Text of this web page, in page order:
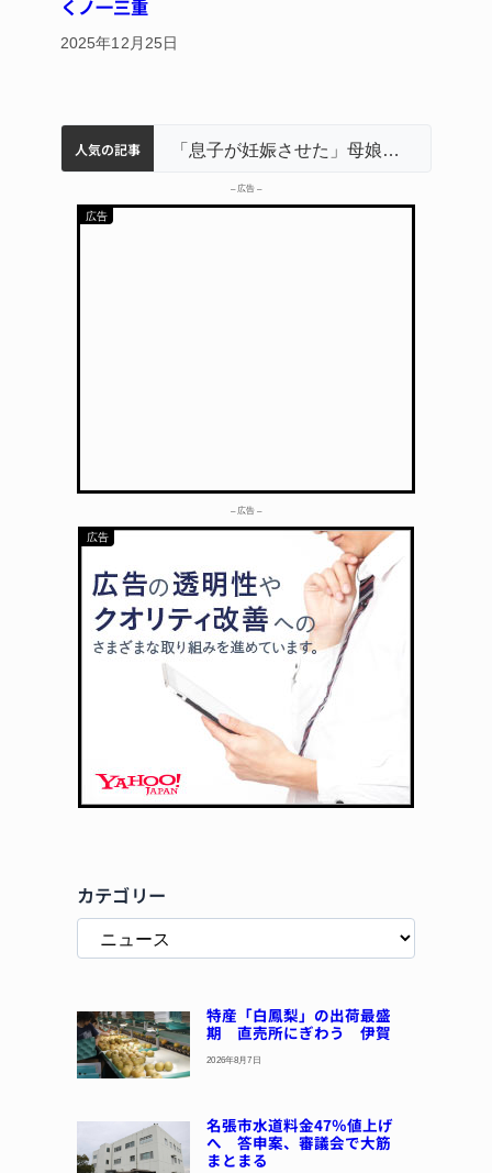
くノ一三重
2025年12月25日
人気の記事
名張市水道料金47％値上げへ 答申案、審議会で大筋まとまる
中学校の陶壁モニュメント 地元建設会社がボランティアで清掃 伊賀
名張市立病院のDMAT、熊本地震の被災地へ 能登以来3回目の派遣
器物損壊容疑で83歳女逮捕 伊賀署 「息子が妊娠させた」母娘だまされ400万円詐欺被害 名張
– 広告 –
– 広告 –
カテゴリー
特産「白鳳梨」の出荷最盛
期 直売所にぎわう 伊賀
2026年8月7日
名張市水道料金47％値上げ
へ 答申案、審議会で大筋
まとまる